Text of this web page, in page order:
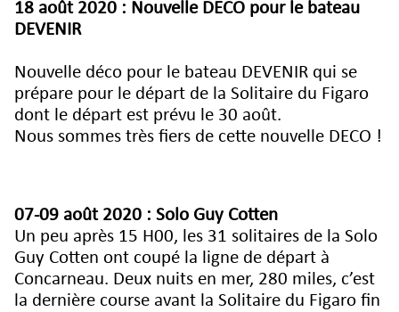
18 août 2020 : Nouvelle DECO pour le bateau
DEVENIR
Nouvelle déco pour le bateau DEVENIR qui se
prépare pour le départ de la Solitaire du Figaro
dont le départ est prévu le 30 août.
Nous sommes très fiers de cette nouvelle DECO !
07-09 août 2020 : Solo Guy Cotten
Un peu après 15 H00, les 31 solitaires de la Solo
Guy Cotten ont coupé la ligne de départ à
Concarneau. Deux nuits en mer, 280 miles, c’est
la dernière course avant la Solitaire du Figaro fin